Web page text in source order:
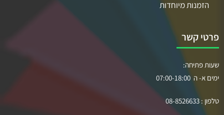
הזמנות מיוחדות
פרטי קשר
שעות פתיחה:
ימים א- ה 07:00-18:00
טלפון : 08-8526633